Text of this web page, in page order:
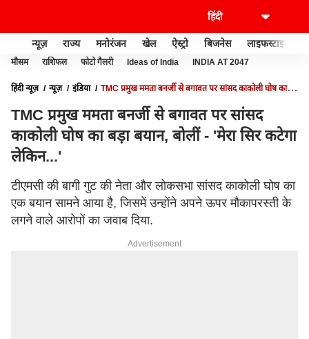
न्यूज़ राज्य मनोरंजन खेल ऐस्ट्रो बिजनेस लाइफस्टाइल
मौसम राशिफल फोटो गैलरी Ideas of India INDIA AT 2047
हिंदी न्यूज़ न्यूज़ इंडिया
TMC प्रमुख ममता बनर्जी से बगावत पर सांसद काकोली घोष का
TMC प्रमुख ममता बनर्जी से बगावत पर सांसद
काकोली घोष का बड़ा बयान, बोलीं - 'मेरा सिर कटेगा
लेकिन...'
टीएमसी की बागी गुट की नेता और लोकसभा सांसद काकोली घोष का
एक बयान सामने आया है, जिसमें उन्होंने अपने ऊपर मौकापरस्ती के
लगने वाले आरोपों का जवाब दिया.
Advertisement